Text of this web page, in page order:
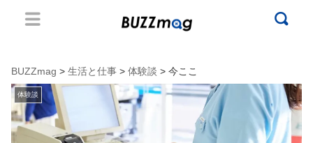
BUZZmag > 生活と仕事 > 体験談 > 今ここ
体験談